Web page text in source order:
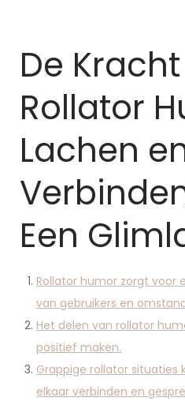
De
Rollator
Lachen
Een
Rollator humor zorgt voor
van gebruikers en
Het delen van rollator
positief maken.
Grappige rollator
elkaar verbinden en